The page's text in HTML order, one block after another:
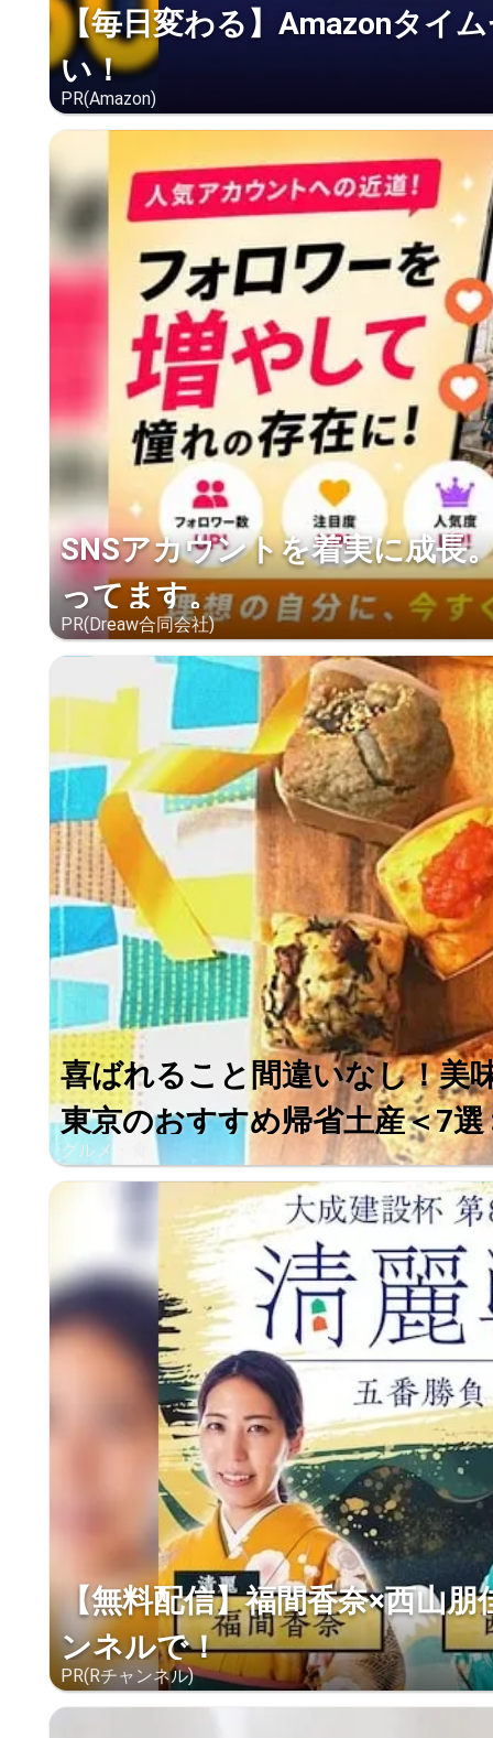
【毎日変わる】Amazonタイ
い！
PR(Amazon)
SNSアカウントを着実に成長
ってます。
PR(Dreaw合同会社)
喜ばれること間違いなし！美
東京のおすすめ帰省土産＜7選
グルメ・食
【無料配信】福間香奈×西山朋
ンネルで！
PR(Rチャンネル)